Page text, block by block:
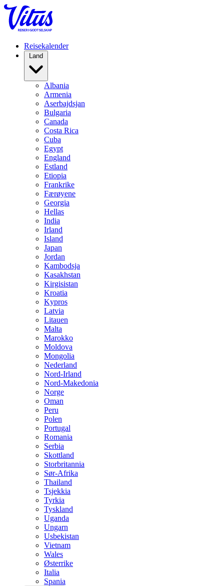
Reisekalender
Albania
Armenia
Aserbajdsjan
Bulgaria
Canada
Costa Rica
Cuba
Egypt
England
Estland
Etiopia
Frankrike
Færøyene
Georgia
Hellas
India
Irland
Island
Japan
Jordan
Kambodsja
Kasakhstan
Kirgisistan
Kroatia
Kypros
Latvia
Litauen
Malta
Marokko
Moldova
Mongolia
Nederland
Nord-Irland
Nord-Makedonia
Norge
Oman
Peru
Polen
Portugal
Romania
Serbia
Skottland
Storbritannia
Sør-Afrika
Thailand
Tsjekkia
Tyrkia
Tyskland
Uganda
Ungarn
Usbekistan
Vietnam
Wales
Østerrike
Italia
Spania